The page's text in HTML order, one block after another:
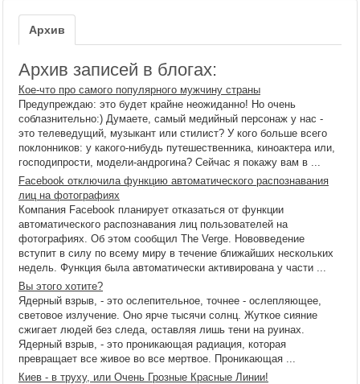
Архив
Архив записей в блогах:
Кое-что про самого популярного мужчину страны
Предупреждаю: это будет крайне неожиданно! Но очень
соблазнительно:) Думаете, самый медийный персонаж у нас -
это телеведущий, музыкант или стилист? У кого больше всего
поклонников: у какого-нибудь путешественника, киноактера или,
господипрости, модели-андрогина? Сейчас я покажу вам в ...
Facebook отключила функцию автоматического распознавания
лиц на фотографиях
Компания Facebook планирует отказаться от функции
автоматического распознавания лиц пользователей на
фотографиях. Об этом сообщил The Verge. Нововведение
вступит в силу по всему миру в течение ближайших нескольких
недель. Функция была автоматически активирована у части ...
Вы этого хотите?
Ядерный взрыв, - это ослепительное, точнее - ослепляющее,
световое излучение. Оно ярче тысячи солнц. Жуткое сияние
сжигает людей без следа, оставляя лишь тени на руинах.
Ядерный взрыв, - это проникающая радиация, которая
превращает все живое во все мертвое. Проникающая ...
Киев - в труху, или Очень Грозные Красные Линии!